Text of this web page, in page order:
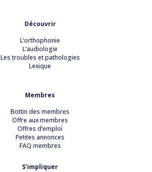
Découvrir
L’orthophonie
L’audiologie
Les troubles et pathologies
Lexique
Membres
Bottin des membres
Offre aux membres
Offres d’emploi
Petites annonces
FAQ membres
S’impliquer